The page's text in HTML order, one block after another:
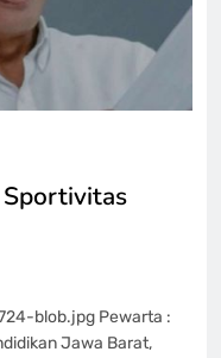
Sportivitas
blob.jpg Pewarta :
Jawa Barat,